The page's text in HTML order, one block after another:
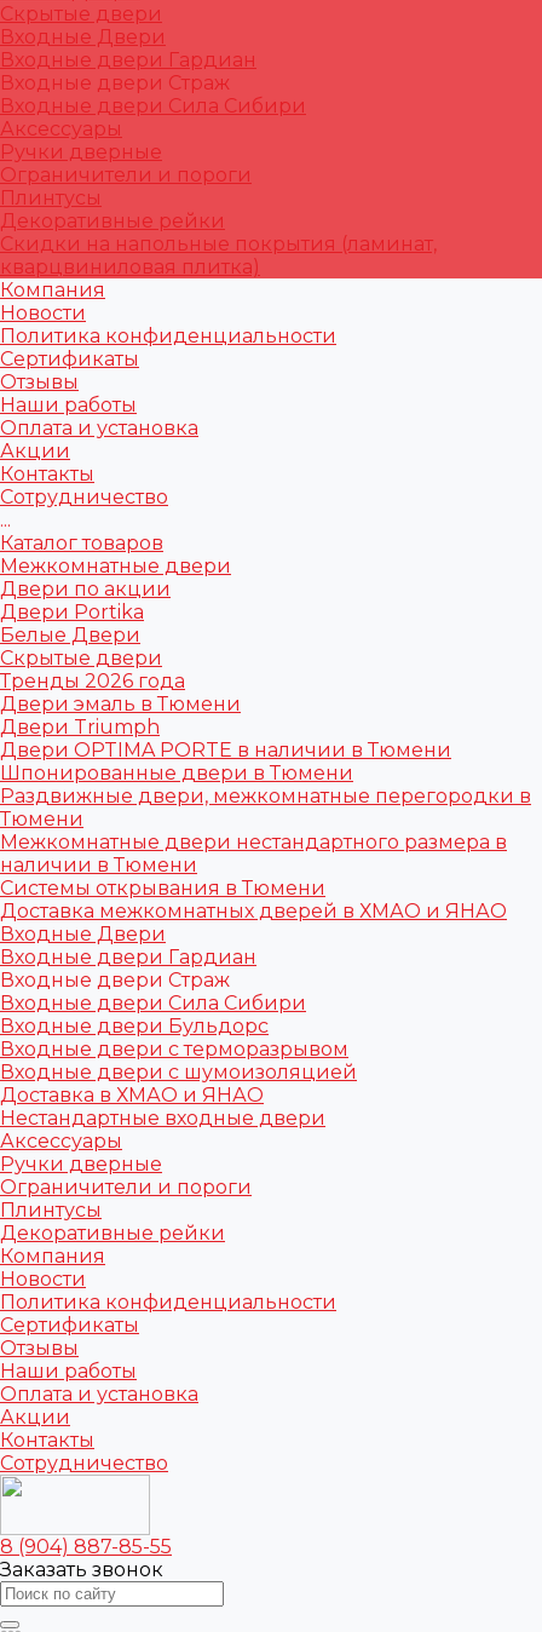
Скрытые двери
Входные Двери
Входные двери Гардиан
Входные двери Страж
Входные двери Сила Сибири
Аксессуары
Ручки дверные
Ограничители и пороги
Плинтусы
Декоративные рейки
Скидки на напольные покрытия (ламинат,
кварцвиниловая плитка)
Компания
Новости
Политика конфиденциальности
Сертификаты
Отзывы
Наши работы
Оплата и установка
Акции
Контакты
Сотрудничество
...
Каталог товаров
Межкомнатные двери
Двери по акции
Двери Portika
Белые Двери
Скрытые двери
Тренды 2026 года
Двери эмаль в Тюмени
Двери Triumph
Двери OPTIMA PORTE в наличии в Тюмени
Шпонированные двери в Тюмени
Раздвижные двери, межкомнатные перегородки в
Тюмени
Межкомнатные двери нестандартного размера в
наличии в Тюмени
Системы открывания в Тюмени
Доставка межкомнатных дверей в ХМАО и ЯНАО
Входные Двери
Входные двери Гардиан
Входные двери Страж
Входные двери Сила Сибири
Входные двери Бульдорс
Входные двери с терморазрывом
Входные двери с шумоизоляцией
Доставка в ХМАО и ЯНАО
Нестандартные входные двери
Аксессуары
Ручки дверные
Ограничители и пороги
Плинтусы
Декоративные рейки
Компания
Новости
Политика конфиденциальности
Сертификаты
Отзывы
Наши работы
Оплата и установка
Акции
Контакты
Сотрудничество
8 (904) 887-85-55
Заказать звонок